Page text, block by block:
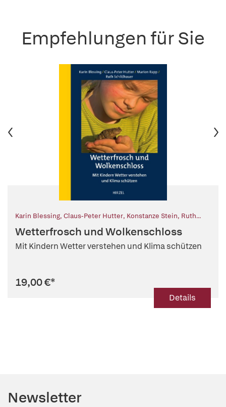
Empfehlungen für Sie
Karin Blessing, Claus-Peter Hutter, Konstanze Stein, Ruth
Wetterfrosch und Wolkenschloss
Mit Kindern Wetter verstehen und Klima schützen
19,00 €*
Details
Newsletter